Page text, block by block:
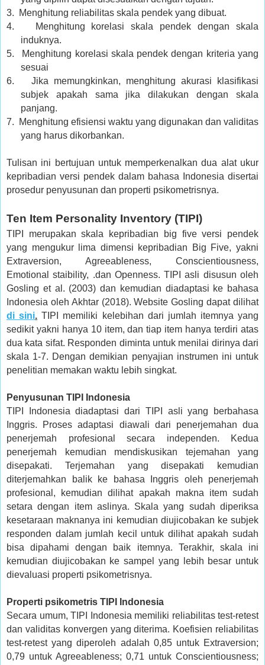
3.
Menghitung reliabilitas skala pendek yang dibuat.
4.
Menghitung korelasi skala pendek dengan skala
induknya.
5.
Menghitung korelasi skala pendek dengan kriteria yang
sesuai
6.
Jika memungkinkan, menghitung akurasi klasifikasi
subjek apakah sama jika dilakukan dengan skala
panjang.
7.
Menghitung efisiensi waktu yang digunakan dan validitas
yang harus dikorbankan.
Tulisan ini bertujuan untuk memperkenalkan dua alat ukur
kepribadian versi pendek dalam bahasa Indonesia disertai
prosedur penyusunan dan properti psikometrisnya.
Ten Item Personality Inventory (TIPI)
TIPI merupakan skala kepribadian big five versi pendek
yang mengukur lima dimensi kepribadian Big Five, yakni
Extraversion, Agreeableness, Conscientiousness,
Emotional staibility, .dan Openness. TIPI asli disusun oleh
Gosling et al. (2003) dan kemudian diadaptasi ke bahasa
Indonesia oleh Akhtar (2018). Website Gosling dapat dilihat
di sini. TIPI memiliki kelebihan dari jumlah itemnya yang
sedikit yakni hanya 10 item, dan tiap item hanya terdiri atas
dua kata sifat. Responden diminta untuk menilai dirinya dari
skala 1-7. Dengan demikian penyajian instrumen ini untuk
penelitian memakan waktu lebih singkat.
Penyusunan TIPI Indonesia
TIPI Indonesia diadaptasi dari TIPI asli yang berbahasa
Inggris. Proses adaptasi diawali dari penerjemahan dua
penerjemah profesional secara independen. Kedua
penerjemah kemudian mendiskusikan tejemahan yang
disepakati. Terjemahan yang disepakati kemudian
diterjemahkan balik ke bahasa Inggris oleh penerjemah
profesional, kemudian dilihat apakah makna item sudah
setara dengan item aslinya. Skala yang sudah diperiksa
kesetaraan maknanya ini kemudian diujicobakan ke subjek
responden dalam jumlah kecil untuk dilihat apakah sudah
bisa dipahami dengan baik itemnya. Terakhir, skala ini
kemudian diujicobakan ke sampel yang lebih besar untuk
dievaluasi properti psikometrisnya.
Properti psikometris TIPI Indonesia
Secara umum, TIPI Indonesia memiliki reliabilitas test-retest
dan validitas konvergen yang diterima. Koefisien reliabilitas
test-retest yang diperoleh adalah 0,85 untuk Extraversion;
0,79 untuk Agreeableness; 0,71 untuk Conscientiousness;